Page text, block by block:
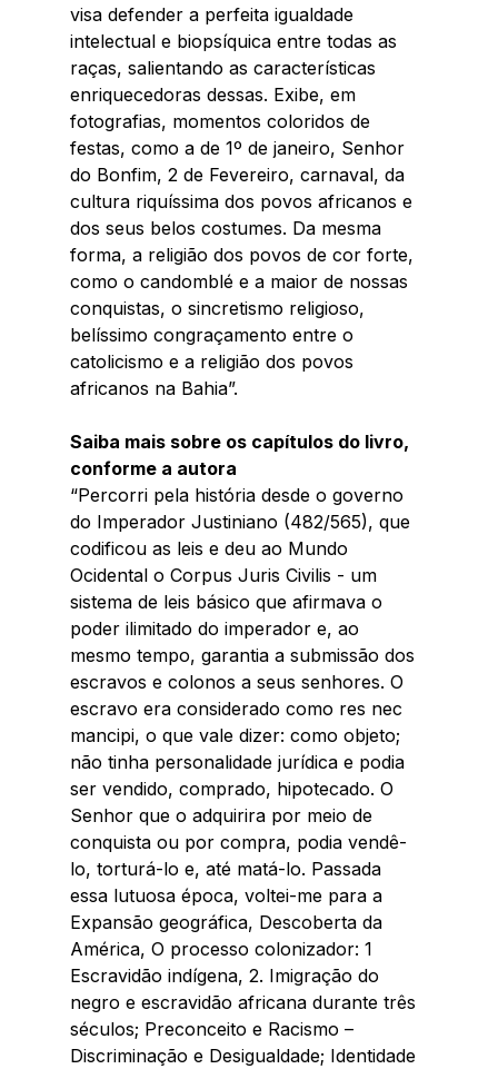
visa defender a perfeita igualdade
intelectual e biopsíquica entre todas as
raças, salientando as características
enriquecedoras dessas. Exibe, em
fotografias, momentos coloridos de
festas, como a de 1º de janeiro, Senhor
do Bonfim, 2 de Fevereiro, carnaval, da
cultura riquíssima dos povos africanos e
dos seus belos costumes. Da mesma
forma, a religião dos povos de cor forte,
como o candomblé e a maior de nossas
conquistas, o sincretismo religioso,
belíssimo congraçamento entre o
catolicismo e a religião dos povos
africanos na Bahia”.
Saiba mais sobre os capítulos do livro,
conforme a autora
“Percorri pela história desde o governo
do Imperador Justiniano (482/565), que
codificou as leis e deu ao Mundo
Ocidental o Corpus Juris Civilis - um
sistema de leis básico que afirmava o
poder ilimitado do imperador e, ao
mesmo tempo, garantia a submissão dos
escravos e colonos a seus senhores. O
escravo era considerado como res nec
mancipi, o que vale dizer: como objeto;
não tinha personalidade jurídica e podia
ser vendido, comprado, hipotecado. O
Senhor que o adquirira por meio de
conquista ou por compra, podia vendê-
lo, torturá-lo e, até matá-lo. Passada
essa lutuosa época, voltei-me para a
Expansão geográfica, Descoberta da
América, O processo colonizador: 1
Escravidão indígena, 2. Imigração do
negro e escravidão africana durante três
séculos; Preconceito e Racismo –
Discriminação e Desigualdade; Identidade